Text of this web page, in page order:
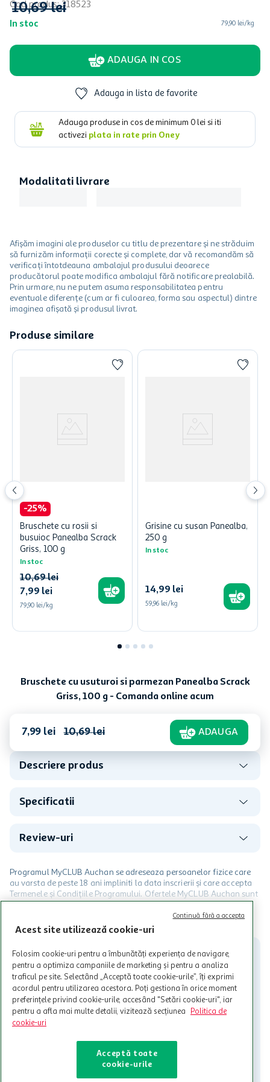
Cod produs:318523
In stoc
10,69 lei
79,90 lei/kg
ADAUGA IN COS
Adauga in lista de favorite
Adauga produse in cos de minimum 0 lei si iti
activezi plata in rate prin Oney
Modalitati livrare
Afișăm imagini ale produselor cu titlu de prezentare și ne străduim
să furnizăm informații corecte și complete, dar vă recomandăm să
verificați întotdeauna ambalajul produsului deoarece
producătorul poate modifica ambalajul fără notificare prealabilă.
Prin urmare, nu ne putem asuma responsabilitatea pentru
eventuale diferențe (cum ar fi culoarea, forma sau aspectul) dintre
imaginea afișată și produsul livrat.
Produse similare
-25%
Bruschete cu rosii si
busuioc Panealba Scrack
Griss, 100 g
In stoc
7,99 lei
10,69lei
79,90 lei/kg
Grisine cu susan Panealba,
250 g
In stoc
14,99 lei
59,96 lei/kg
Bruschete cu usuturoi si parmezan Panealba Scrack
Griss, 100 g - Comanda online acum
7,99 lei 10,69 lei ADAUGA
Descriere produs
Specificatii
Review-uri
Programul MyCLUB Auchan se adreseaza persoanelor fizice care
au varsta de peste 18 ani impliniti la data inscrierii și care accepta
Termenele și Condițiile Programului. Ofertele MyCLUB Auchan sunt
limita a 12 unitati / card client o singura data in perioada promotiei.
Cardul poate fi utilizat doar in legatura cu magazinele Auchan
activitati in afara celor mentionate in Termene si Conditii. Auchan
nu raspunde pentru imposibilitatea utilizarii Cardului in perioada in
care aceste este suspendat sau in perioada in care sunt efectuate
intretineri sau reparatii tehnice la sistemul de utilizarea al Cardului.
CITESTE MAI MULT
Contacteaza-ne!
021-9141 contact@auchan.ro
Contact
Acest site utilizează cookie-uri
Folosim cookie-uri pentru a îmbunătăți experiența de navigare,
pentru a optimiza campaniile de marketing și pentru a analiza
traficul pe site. Selectând „Acceptă toate cookie-urile”, îți exprimi
acordul pentru utilizarea acestora. Poți gestiona în orice moment
preferințele privind cookie-urile, accesând "Setări cookie-uri", iar
pentru a afla mai multe detalii, vizitează secțiunea
Politica de
cookie-uri
Acceptă toate
cookie-urile
Continuă fără a accepta